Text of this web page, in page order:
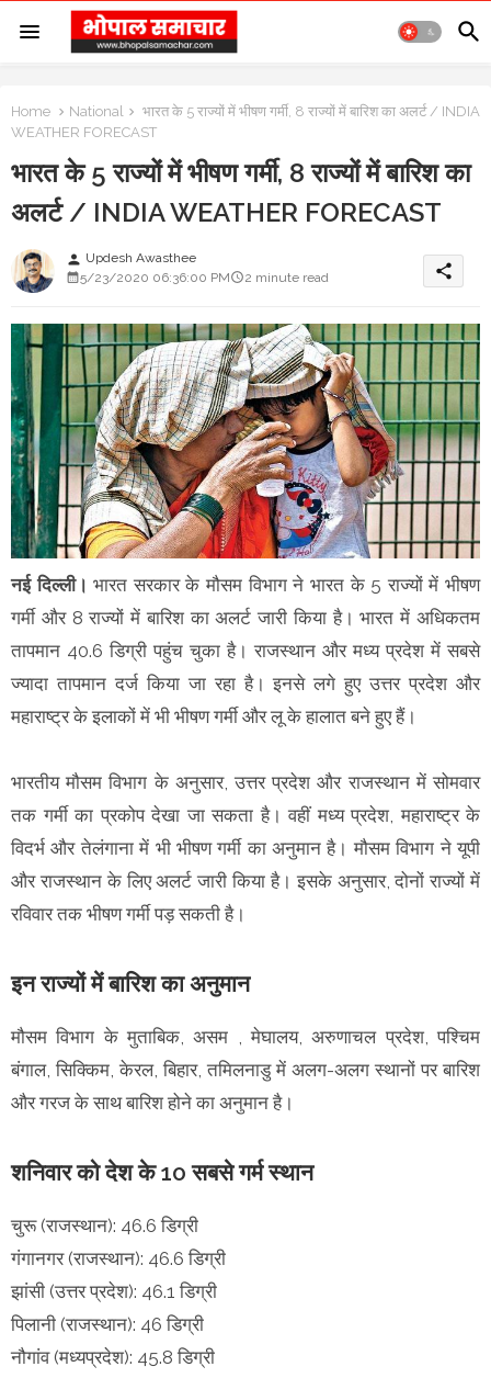
Home National
भारत के 5 राज्यों में भीषण गर्मी, 8 राज्यों में बारिश का अलर्ट / INDIA
WEATHER FORECAST
भारत के 5 राज्यों में भीषण गर्मी, 8 राज्यों में बारिश का
अलर्ट / INDIA WEATHER FORECAST
person Updesh Awasthee
5/23/2020 06:36:00 PM
2 minute read share
नई दिल्ली। भारत सरकार के मौसम विभाग ने भारत के 5 राज्यों में भीषण
गर्मी और 8 राज्यों में बारिश का अलर्ट जारी किया है। भारत में अधिकतम
तापमान 40.6 डिग्री पहुंच चुका है। राजस्थान और मध्य प्रदेश में सबसे
ज्यादा तापमान दर्ज किया जा रहा है। इनसे लगे हुए उत्तर प्रदेश और
महाराष्ट्र के इलाकों में भी भीषण गर्मी और लू के हालात बने हुए हैं।
भारतीय मौसम विभाग के अनुसार, उत्तर प्रदेश और राजस्थान में सोमवार
तक गर्मी का प्रकोप देखा जा सकता है। वहीं मध्य प्रदेश, महाराष्ट्र के
विदर्भ और तेलंगाना में भी भीषण गर्मी का अनुमान है। मौसम विभाग ने यूपी
और राजस्थान के लिए अलर्ट जारी किया है। इसके अनुसार, दोनों राज्यों में
रविवार तक भीषण गर्मी पड़ सकती है।
इन राज्यों में बारिश का अनुमान
मौसम विभाग के मुताबिक, असम , मेघालय, अरुणाचल प्रदेश, पश्चिम
बंगाल, सिक्किम, केरल, बिहार, तमिलनाडु में अलग-अलग स्थानों पर बारिश
और गरज के साथ बारिश होने का अनुमान है।
शनिवार को देश के 10 सबसे गर्म स्थान
चुरू (राजस्थान): 46.6 डिग्री
गंगानगर (राजस्थान): 46.6 डिग्री
झांसी (उत्तर प्रदेश): 46.1 डिग्री
पिलानी (राजस्थान): 46 डिग्री
नौगांव (मध्यप्रदेश): 45.8 डिग्री